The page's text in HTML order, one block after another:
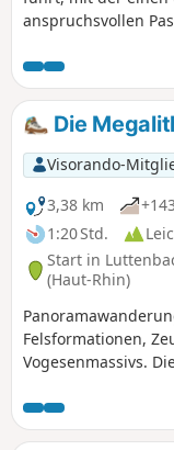
anspruchsvollen
Ausblick auf die
weiter in Richtung
zudem von
Besuch wert sind:
Hilsen, Strohberg.
Die
Visorando-
3,38 km
1:20 Std.
Start in
(Haut-Rhin)
Felsformationen,
Vogesenmassivs.